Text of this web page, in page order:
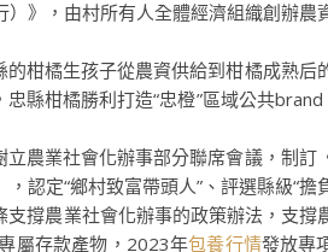
》，由村所有人全體經濟組織創辦農
柑橘生孩子從農資供給到柑橘成熟后
縣柑橘勝利打造“忠橙”區域公共
農業社會化辦事部分聯席會議，制訂
認定“鄉村致富帶頭人”、評選縣級“擔
撐農業社會化辦事的政策辦法，支撐
屬存款產物，2023年包養行情發放專